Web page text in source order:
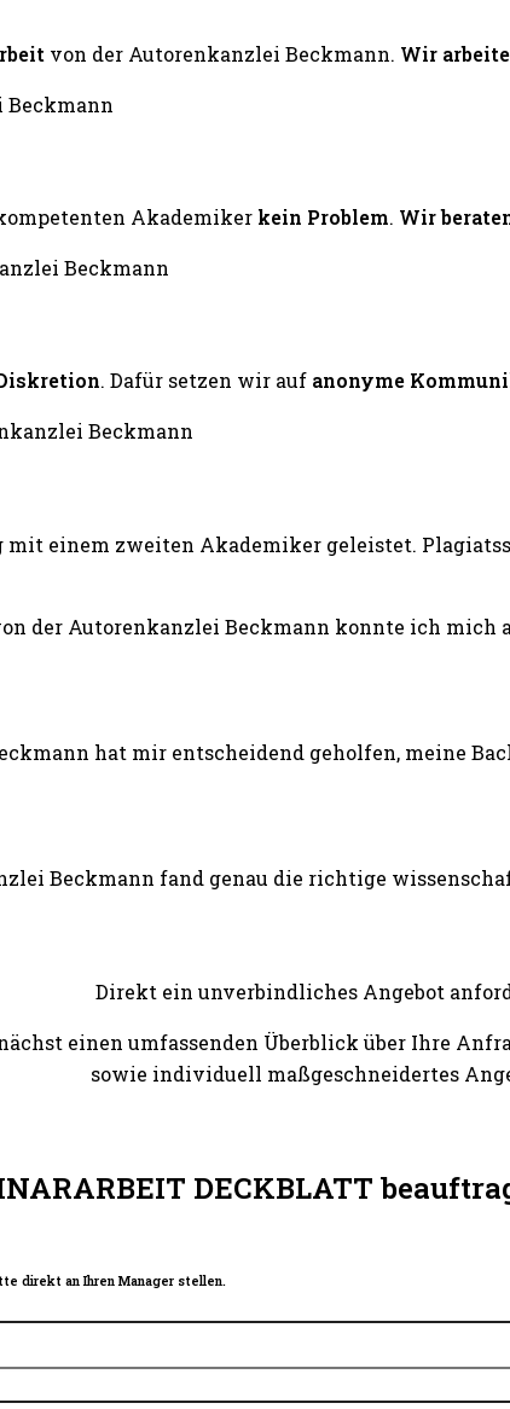
von der Autorenkanzlei Beckmann. Wir
Akademiker kein Problem. Wir
. Dafür setzen wir auf anonyme
einem zweiten Akademiker geleistet.
der Autorenkanzlei Beckmann konnte ich
hat mir entscheidend geholfen, meine
Beckmann fand genau die richtige
Direkt ein unverbindliches Angebot
einen umfassenden Überblick über Ihre
sowie individuell maßgeschneidertes
DECKBLATT
direkt an Ihren Manager stellen.